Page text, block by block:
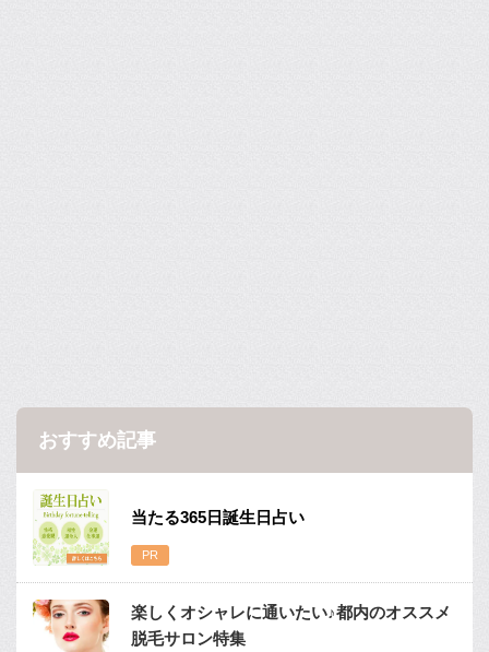
おすすめ記事
当たる365日誕生日占い
楽しくオシャレに通いたい♪都内のオススメ
脱毛サロン特集